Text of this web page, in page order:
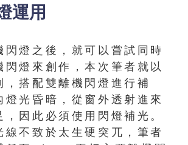
運用
閃燈之後，就可以嘗試同時
閃燈來創作，本次筆者就以
，搭配雙離機閃燈進行補
燈光昏暗，從窗外透射進來
，因此必須使用閃燈補光。
線不致於太生硬突兀，筆者